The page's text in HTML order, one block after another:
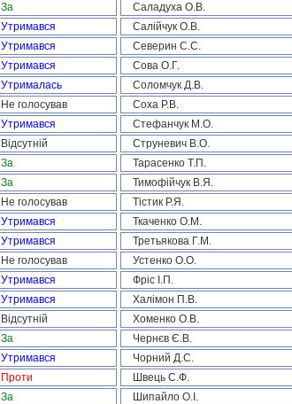
За Саладуха О.В.
Утримався Салійчук О.В.
Утримався Северин С.С.
Утримався Сова О.Г.
Утрималась Соломчук Д.В.
Не голосував Соха Р.В.
Утримався Стефанчук М.О.
Відсутній Струневич В.О.
За Тарасенко Т.П.
За Тимофійчук В.Я.
Не голосував Тістик Р.Я.
Утримався Ткаченко О.М.
Утримався Третьякова Г.М.
Не голосував Устенко О.О.
Утримався Фріс І.П.
Утримався Халімон П.В.
Відсутній Хоменко О.В.
За Чернєв Є.В.
Утримався Чорний Д.С.
Проти Швець С.Ф.
За Шипайло О.І.